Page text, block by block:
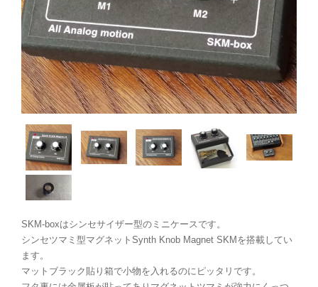
SKM-boxはシンセサイザー型のミニケースです。
シンセツマミ型マグネットSynth Knob Magnet SKMを搭載してい
ます。
マットブラック貼り箱で小物を入れるのにピッタリです。